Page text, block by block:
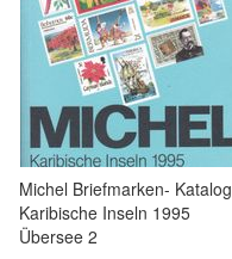
Michel Briefmarken- Katalog
Karibische Inseln 1995
Übersee 2